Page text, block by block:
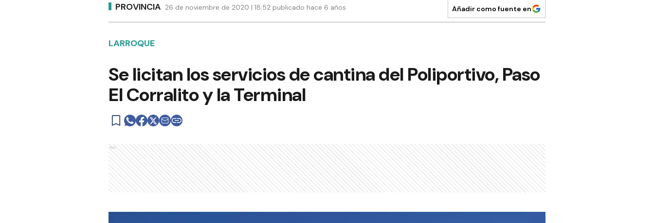
PROVINCIA 26 de noviembre de 2020 | 18:52 publicado hace 6 años Añadir como fuente en
LARROQUE
Se licitan los servicios de cantina del Poliportivo, Paso
El Corralito y la Terminal
Ads